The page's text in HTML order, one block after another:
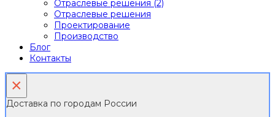
Отраслевые решения (2)
Отраслевые решения
Проектирование
Производство
Блог
Контакты
×
Доставка по городам России